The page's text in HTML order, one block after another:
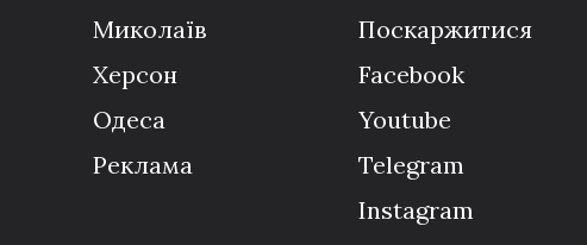
Миколаїв
Херсон
Одеса
Реклама
Поскаржитися
Facebook
Youtube
Telegram
Instagram